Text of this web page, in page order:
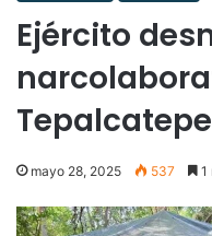
Ejército
mayo 28, 2025 537 1